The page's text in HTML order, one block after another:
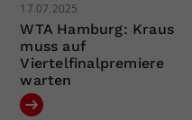
17.07.2025
WTA Hamburg: Kraus
muss auf
Viertelfinalpremiere
warten